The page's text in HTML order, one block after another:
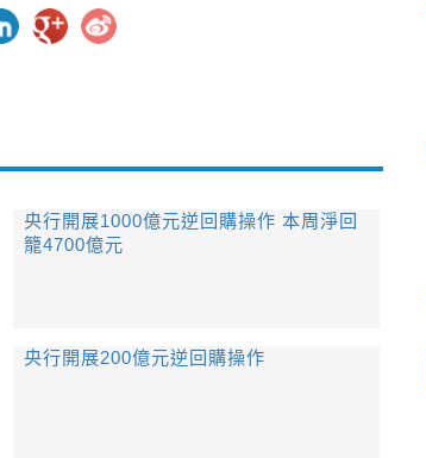
央行開展1000億元逆回購操作 本周淨回
籠4700億元
央行開展200億元逆回購操作